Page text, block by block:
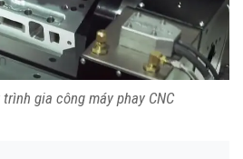
gia công máy phay CNC